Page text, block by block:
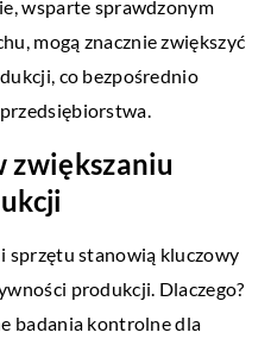
wsparte sprawdzonym
mogą znacznie zwiększyć
co bezpośrednio
zwiększaniu
sprzętu stanowią kluczowy
produkcji. Dlaczego?
badania kontrolne dla